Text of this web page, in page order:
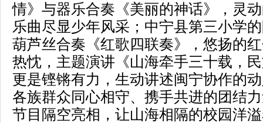
情》与器乐合奏《美丽的神话》，灵
乐曲尽显少年风采；中宁县第三小学
葫芦丝合奏《红歌四联奏》，悠扬的
热忱，主题演讲《山海牵手三十载，
更是铿锵有力，生动讲述闽宁协作的
各族群众同心相守、携手共进的团结
节目隔空亮相，让山海相隔的校园洋